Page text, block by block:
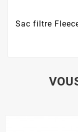
Sac filtre